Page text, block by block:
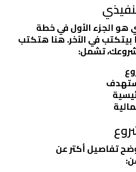
هو الجزء الأول في خطة
بيتكتب في الآخر. هنا هتكتب
تشمل:
تفاصيل أكتر عن